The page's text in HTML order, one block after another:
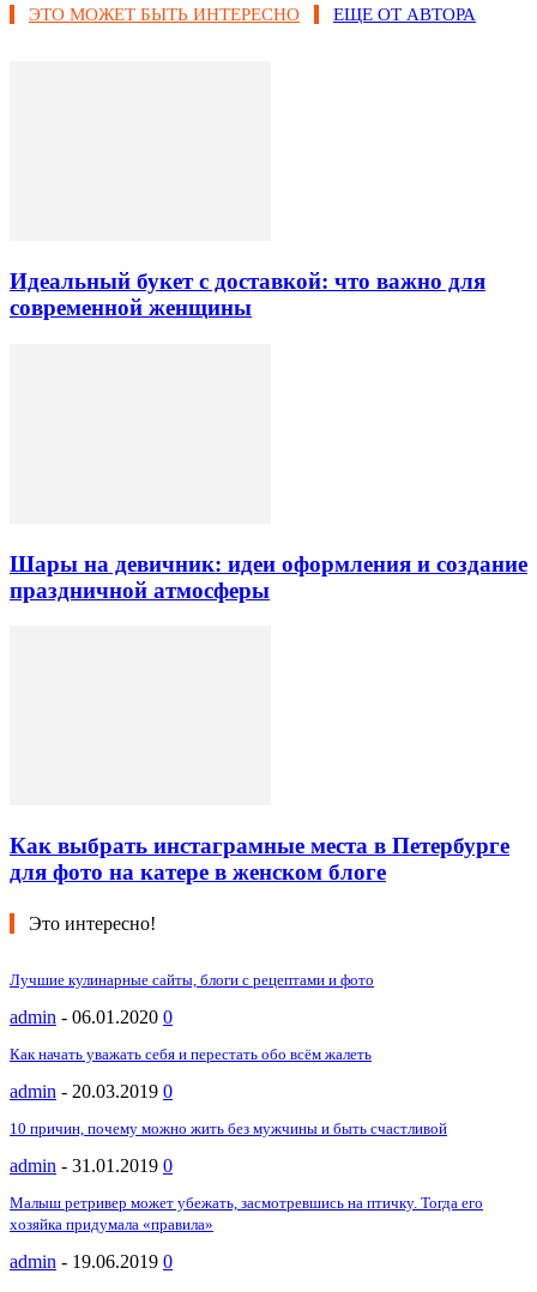
ЭТО МОЖЕТ БЫТЬ ИНТЕРЕСНО ЕЩЕ ОТ АВТОРА
Идеальный букет с доставкой: что важно для
современной женщины
Шары на девичник: идеи оформления и создание
праздничной атмосферы
Как выбрать инстаграмные места в Петербурге
для фото на катере в женском блоге
Это интересно!
Лучшие кулинарные сайты, блоги с рецептами и фото
admin - 06.01.2020 0
Как начать уважать себя и перестать обо всём жалеть
admin - 20.03.2019 0
10 причин, почему можно жить без мужчины и быть счастливой
admin - 31.01.2019 0
Малыш ретривер может убежать, засмотревшись на птичку. Тогда его
хозяйка придумала «правила»
admin - 19.06.2019 0